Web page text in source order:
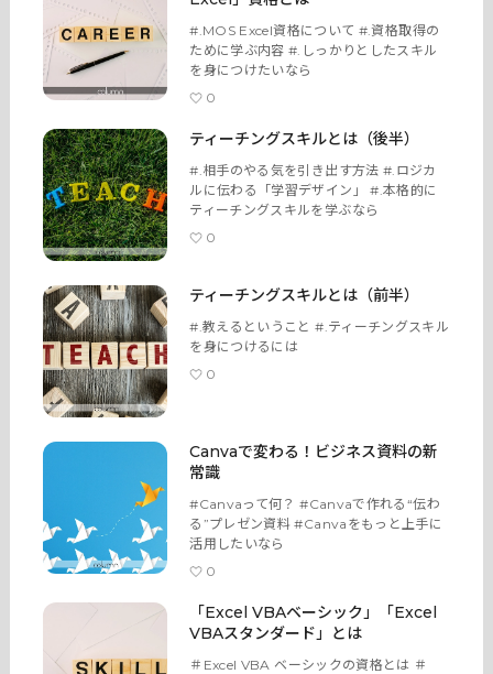
トップページ
サービス
記事
商品
#.MOS Excel資格について #.資格取得の
ために学ぶ内容 #.しっかりとしたスキル
を身につけたいなら
0
ティーチングスキルとは（後半）
#.相手のやる気を引き出す方法 #.ロジカ
ルに伝わる「学習デザイン」 #.本格的に
ティーチングスキルを学ぶなら
0
ティーチングスキルとは（前半）
#.教えるということ #.ティーチングスキル
を身につけるには
0
Canvaで変わる！ビジネス資料の新
常識
#Canvaって何？ #Canvaで作れる“伝わ
る”プレゼン資料 #Canvaをもっと上手に
活用したいなら
0
「Excel VBAベーシック」「Excel
VBAスタンダード」とは
＃Excel VBA ベーシックの資格とは ＃